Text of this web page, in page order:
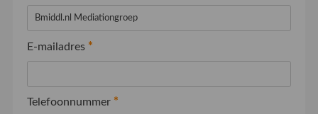
E-mailadres *
Telefoonnummer *